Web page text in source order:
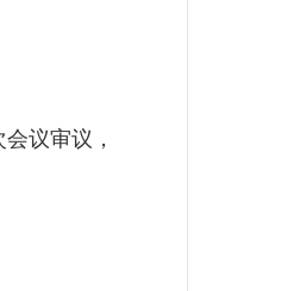
议审议，